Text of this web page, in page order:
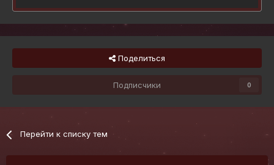
Поделиться
Подписчики 0
Перейти к списку тем